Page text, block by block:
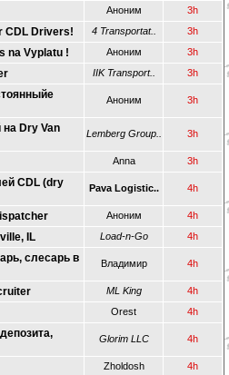
Аноним 3h
CDL Drivers! 4 Transportat.. 3h
na Vyplatu ! Аноним 3h
IIK Transport.. 3h
Аноним 3h
Dry Van
Lemberg Group.. 3h
Anna 3h
CDL (dry
Pava Logistic.. 4h
Аноним 4h
IL Load-n-Go 4h
слесарь в
Владимир 4h
ML King 4h
Orest 4h
Glorim LLC 4h
Zholdosh 4h